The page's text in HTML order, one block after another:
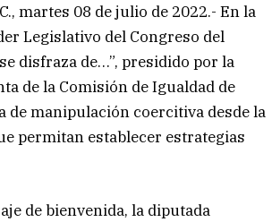
martes 08 de julio de 2022.- En la
Legislativo del Congreso del
disfraza de…”, presidido por la
de la Comisión de Igualdad de
de manipulación coercitiva desde la
permitan establecer estrategias
de bienvenida, la diputada